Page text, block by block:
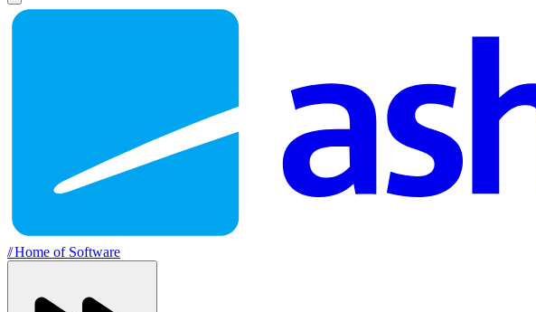
//Home of Software